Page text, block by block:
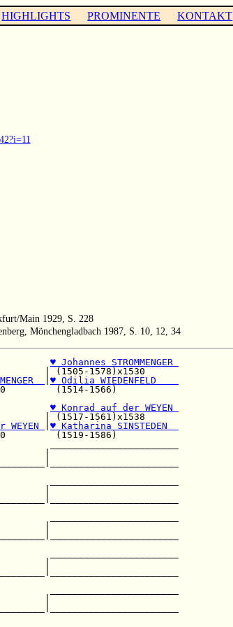
HIGHLIGHTS PROMINENTE KONTAKT
Main 1929, S. 228
Mönchengladbach 1987, S. 10, 12, 34
♥ Johannes STROMMENGER
| (1505-1578)x1530
♥ Odilia WIEDENFELD
(1514-1566)
|
♥ Konrad auf der WEYEN
| (1517-1561)x1538
♥ Katharina SINSTEDEN
(1519-1586)
|
|                        |
|
|